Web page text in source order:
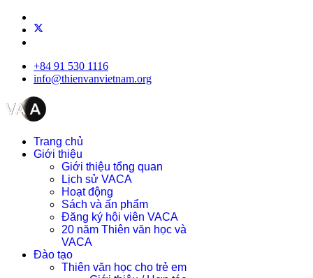
+84 91 530 1116
info@thienvanvietnam.org
Trang chủ
Giới thiệu
Giới thiệu tổng quan
Lịch sử VACA
Hoạt động
Sách và ấn phẩm
Đăng ký hội viên VACA
20 năm Thiên văn học và
VACA
Đào tạo
Thiên văn học cho trẻ em